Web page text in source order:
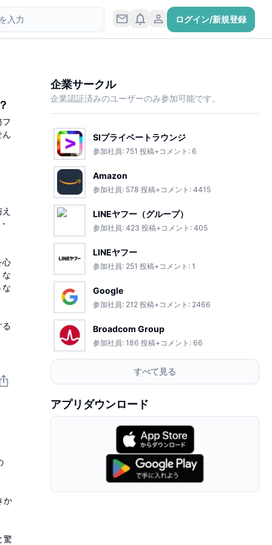
ログイン/新規登録
フ
ん
心
な
な
る
か
驚
企業サークル
企業認証済みのユーザーのみ参加可能です。
SIプライベートラウンジ
参加社員: 751 投稿+コメント: 6
Amazon
参加社員: 578 投稿+コメント: 4415
LINEヤフー（グループ）
参加社員: 423 投稿+コメント: 405
LINEヤフー
参加社員: 251 投稿+コメント: 1
Google
参加社員: 212 投稿+コメント: 2466
Broadcom Group
参加社員: 186 投稿+コメント: 66
すべて見る
アプリダウンロード